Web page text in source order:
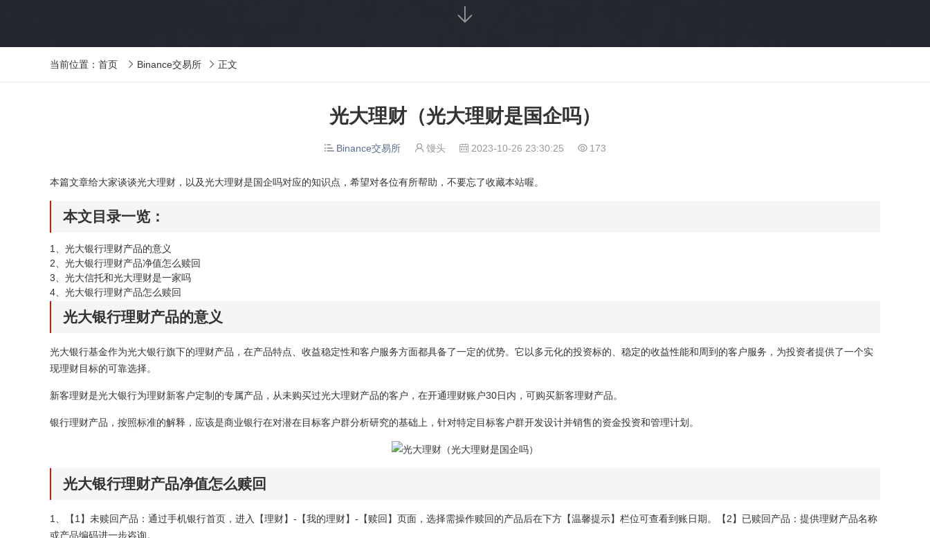

当前位置： 首页  Binance交易所  正文
光大理财（光大理财是国企吗）
 Binance交易所  馒头  2023-10-26 23:30:25  173
本篇文章给大家谈谈光大理财，以及光大理财是国企吗对应的知识点，希望对各位有所帮助，不要忘了收藏本站喔。
本文目录一览：
1、 光大银行理财产品的意义
2、 光大银行理财产品净值怎么赎回
3、 光大信托和光大理财是一家吗
4、 光大银行理财产品怎么赎回
光大银行理财产品的意义
光大银行基金作为光大银行旗下的理财产品，在产品特点、收益稳定性和客户服务方面都具备了一定的优势。它以多元化的投资标的、稳定的收益性能和周到的客户服务，为投资者提供了一个实
现理财目标的可靠选择。
新客理财是光大银行为理财新客户定制的专属产品，从未购买过光大理财产品的客户，在开通理财账户30日内，可购买新客理财产品。
银行理财产品，按照标准的解释，应该是商业银行在对潜在目标客户群分析研究的基础上，针对特定目标客户群开发设计并销售的资金投资和管理计划。
光大银行理财产品净值怎么赎回
1、【1】未赎回产品：通过手机银行首页，进入【理财】-【我的理财】-【赎回】页面，选择需操作赎回的产品后在下方【温馨提示】栏位可查看到账日期。【2】已赎回产品：提供理财产品名称
或产品编码进一步咨询。